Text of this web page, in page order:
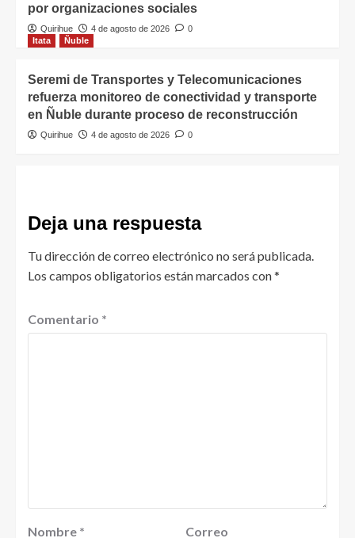
por organizaciones sociales
Quirihue 4 de agosto de 2026
0
Itata
Ñuble
Seremi de Transportes y Telecomunicaciones
refuerza monitoreo de conectividad y transporte
en Ñuble durante proceso de reconstrucción
Quirihue 4 de agosto de 2026 0
Deja una respuesta
Tu dirección de correo electrónico no será publicada.
Los campos obligatorios están marcados con*
Comentario *
Nombre *
Correo